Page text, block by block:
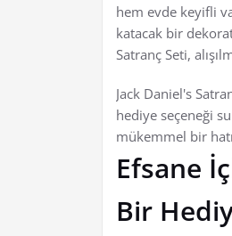
hem evde keyifli
katacak bir
Satranç Seti,
Jack Daniel's
hediye seçeneği
mükemmel bir
Efsane
Bir